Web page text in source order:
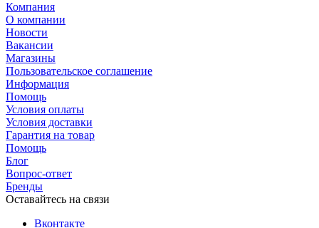
Компания
О компании
Новости
Вакансии
Магазины
Пользовательское соглашение
Информация
Помощь
Условия оплаты
Условия доставки
Гарантия на товар
Помощь
Блог
Вопрос-ответ
Бренды
Оставайтесь на связи
Вконтакте